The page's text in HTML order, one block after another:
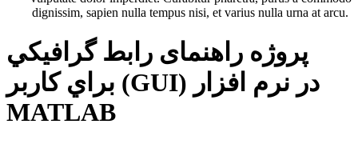
dignissim, sapien nulla tempus nisi, et varius nulla urna at arcu.
پروژه راهنمای رابط گرافيكي
براي كاربر (GUI) در نرم افزار
MATLAB